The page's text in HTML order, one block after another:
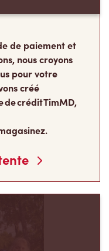
de paiement et
pour votre
créé
crédit TimMD,